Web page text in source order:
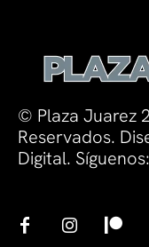
© Plaza Juarez
Reservados.
Digital. Síguenos: